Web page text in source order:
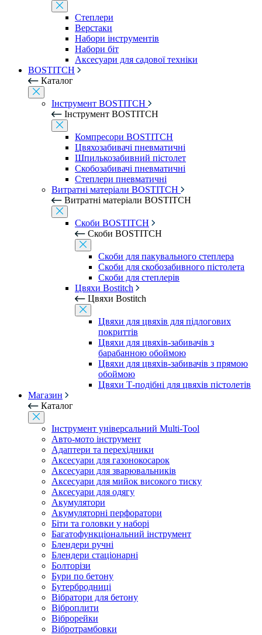
Степлери
Верстаки
Набори інструментів
Набори біт
Аксесуари для садової техніки
BOSTITCH
Каталог
Інструмент BOSTITCH
Інструмент BOSTITCH
Компресори BOSTITCH
Цвяхозабивачі пневматичні
Шпилькозабивний пістолет
Скобозабивачі пневматичні
Степлери пневматичні
Витратні матеріали BOSTITCH
Витратні матеріали BOSTITCH
Скоби BOSTITCH
Скоби BOSTITCH
Скоби для пакувального степлера
Скоби для скобозабивного пістолета
Скоби для степлерів
Цвяхи Bostitch
Цвяхи Bostitch
Цвяхи для цвяхів для підлогових
покриттів
Цвяхи для цвяхів-забивачів з
барабанною обоймою
Цвяхи для цвяхів-забивачів з прямою
обоймою
Цвяхи Т-подібні для цвяхів пістолетів
Магазин
Каталог
Інструмент універсальний Multi-Tool
Авто-мото інструмент
Адаптери та перехідники
Аксесуари для газонокосарок
Аксесуари для зварювальників
Аксесуари для мийок високого тиску
Аксесуари для одягу
Акумулятори
Акумуляторні перфоратори
Біти та головки у наборі
Багатофункціональний інструмент
Блендери ручні
Блендери стаціонарні
Болторізи
Бури по бетону
Бутербродниці
Вібратори для бетону
Віброплити
Віброрейки
Вібротрамбовки